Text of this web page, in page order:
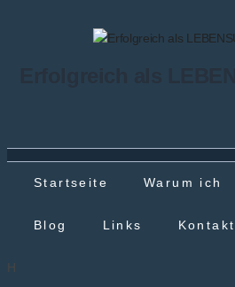
Startseite Warum ich
Blog Links Kontakt
H